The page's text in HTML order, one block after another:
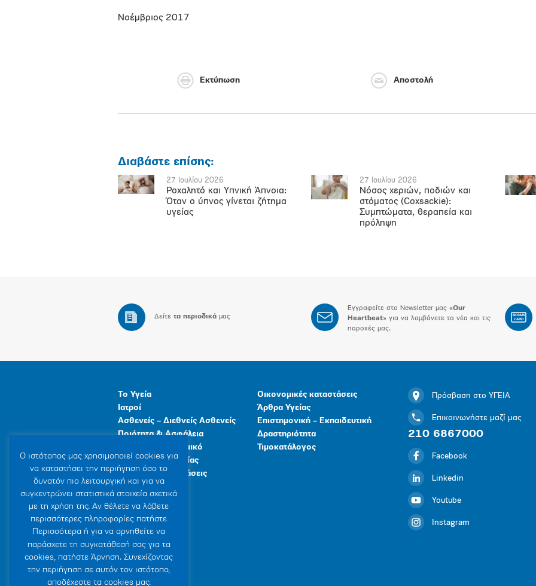
Νοέμβριος 2017
Εκτύπωση Αποστολή
Διαβάστε επίσης:
27 Ιουλίου 2026
Ροχαλητό και Υπνική Άπνοια:
Όταν ο ύπνος γίνεται ζήτημα
υγείας
27 Ιουλίου 2026
Νόσος χεριών, ποδιών και
στόματος (Coxsackie):
Συμπτώματα, θεραπεία και
πρόληψη
Δείτε τα περιοδικά μας
Εγγραφείτε στο Newsletter μας «Our
Heartbeat» για να λαμβάνετε τα νέα και τις
παροχές μας.
BONUS
CARD
Το Υγεία
Ιατροί
Ασθενείς – Διεθνείς Ασθενείς
Ποιότητα & Ασφάλεια
Ανθρώπινο Δυναμικό
Προγράμματα Υγείας
Γενικές Εγκαταστάσεις
Οικονομικές καταστάσεις
Άρθρα Υγείας
Επιστημονική – Εκπαιδευτική
Δραστηριότητα
Τιμοκατάλογος
Πρόσβαση στο ΥΓΕΙΑ
Επικοινωνήστε μαζί μας
210 6867000
Facebook
Linkedin
Youtube
Instagram
Ο ιστότοπoς μας χρησιμοποιεί cookies για
να καταστήσει την περιήγηση όσο το
δυνατόν πιο λειτουργική και για να
συγκεντρώνει στατιστικά στοιχεία σχετικά
με τη χρήση της. Αν θέλετε να λάβετε
περισσότερες πληροφορίες πατήστε
Περισσότερα ή για να αρνηθείτε να
παράσχετε τη συγκατάθεσή σας για τα
cookies, πατήστε Άρνηση. Συνεχίζοντας
την περιήγηση σε αυτόν τον ιστότοπο,
αποδέχεστε τα cookies μας.